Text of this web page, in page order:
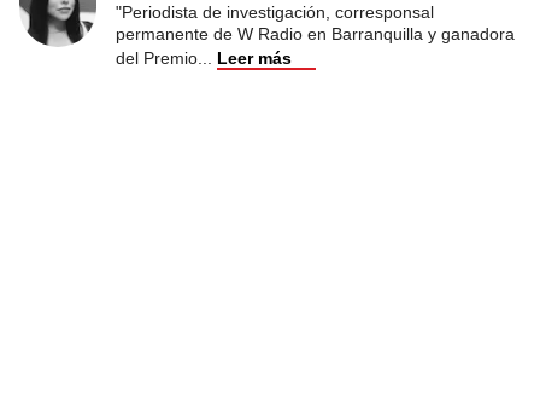
"Periodista de investigación, corresponsal
permanente de W Radio en Barranquilla y ganadora
del Premio
Leer más